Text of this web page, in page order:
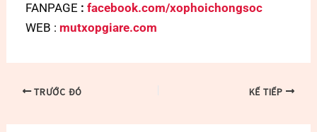
FANPAGE :facebook.com/xophoichongsoc
WEB : mutxopgiare.com
TRƯỚC ĐÓ KẾ TIẾP